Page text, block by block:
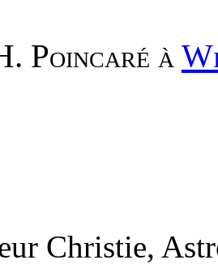
Poincaré à
Christie,